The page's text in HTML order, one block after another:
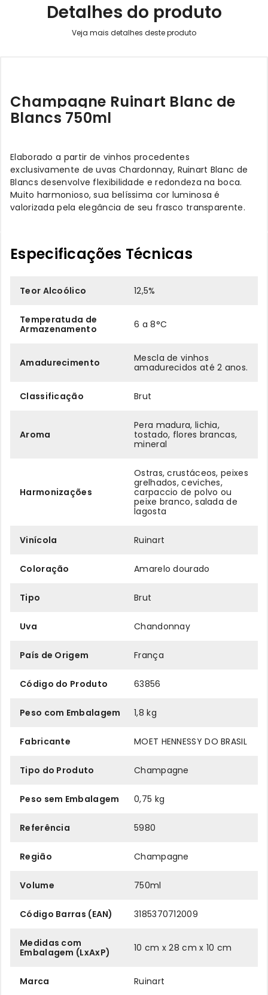
Detalhes do produto
Champagne Ruinart Blanc de
Blancs 750ml
Elaborado a partir de vinhos procedentes
exclusivamente de uvas Chardonnay, Ruinart Blanc de
Blancs desenvolve flexibilidade e redondeza na boca.
Muito harmonioso, sua belíssima cor luminosa é
valorizada pela elegância de seu frasco transparente.
Especificações Técnicas
Teor Alcoólico 12,5%
Temperatuda de
Armazenamento
6 a 8°C
Amadurecimento
Mescla de vinhos
amadurecidos até 2 anos.
Classificação Brut
Aroma
Pera madura, lichia,
tostado, flores brancas,
mineral
Harmonizações
Ostras, crustáceos, peixes
grelhados, ceviches,
carpaccio de polvo ou
peixe branco, salada de
lagosta
Vinícola Ruinart
Coloração Amarelo dourado
Tipo Brut
Uva Chandonnay
País de Origem França
Código do Produto 63856
Peso com Embalagem 1,8 kg
Fabricante MOET HENNESSY DO BRASIL
Tipo do Produto Champagne
Peso sem Embalagem 0,75 kg
Referência 5980
Região Champagne
Volume 750ml
Código Barras (EAN) 3185370712009
Medidas com
Embalagem (LxAxP)
10 cm x 28 cm x 10 cm
Marca Ruinart